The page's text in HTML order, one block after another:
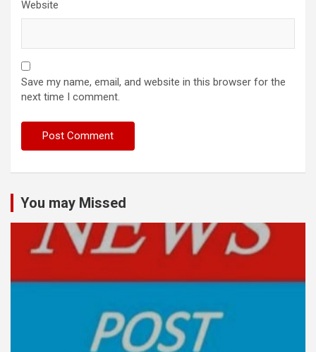
Website
Save my name, email, and website in this browser for the
next time I comment.
You may Missed